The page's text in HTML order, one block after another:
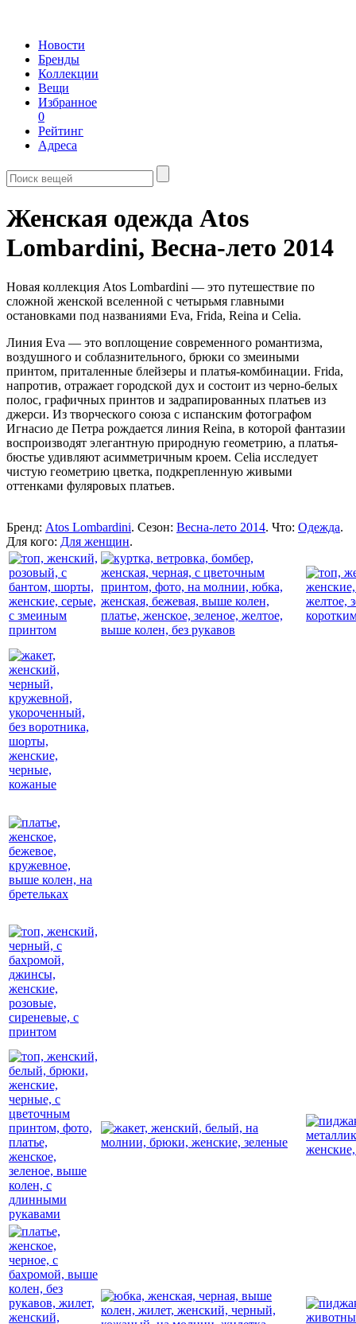
Новости
Бренды
Коллекции
Вещи
Избранное
0
Рейтинг
Адреса
Женская одежда Atos
Lombardini, Весна-лето 2014
Новая коллекция Atos Lombardini — это путешествие по
сложной женской вселенной с четырьмя главными
остановками под названиями Eva, Frida, Reina и Celia.
Линия Eva — это воплощение современного романтизма,
воздушного и соблазнительного, брюки со змеиными
принтом, приталенные блейзеры и платья-комбинации. Frida,
напротив, отражает городской дух и состоит из черно-белых
полос, графичных принтов и задрапированных платьев из
джерси. Из творческого союза с испанским фотографом
Игнасио де Петра рождается линия Reina, в которой фантазии
воспроизводят элегантную природную геометрию, а платья-
бюстье удивляют асимметричным кроем. Celia исследует
чистую геометрию цветка, подкрепленную живыми
оттенками фуляровых платьев.
Бренд: Atos Lombardini. Сезон: Весна-лето 2014. Что: Одежда.
Для кого: Для женщин.